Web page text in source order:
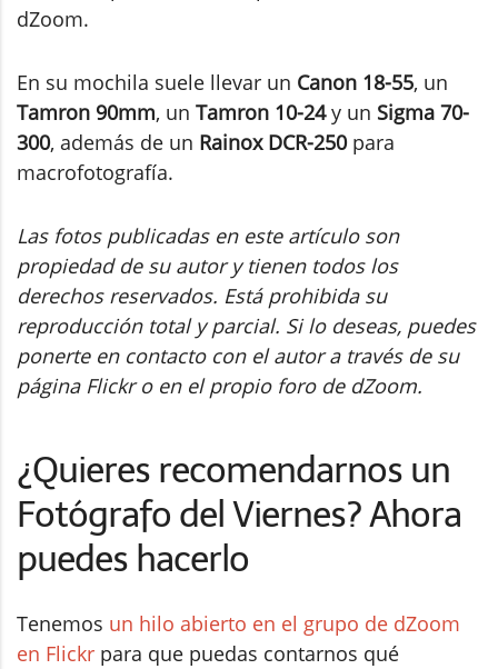
dZoom.
En su mochila suele llevar un Canon 18-55, un
Tamron 90mm, un Tamron 10-24y un Sigma 70-
300, además de un Rainox DCR-250para
macrofotografía.
Las fotos publicadas en este artículo son
propiedad de su autor y tienen todos los
derechos reservados. Está prohibida su
reproducción total y parcial. Si lo deseas, puedes
ponerte en contacto con el autor a través de su
página Flickr o en el propio foro de dZoom.
¿Quieres recomendarnos un
Fotógrafo del Viernes? Ahora
puedes hacerlo
Tenemos un hilo abierto en el grupo de dZoom
en Flickr para que puedas contarnos qué